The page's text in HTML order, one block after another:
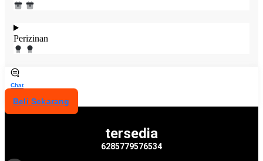
Perizinan
Chat
Beli Sekarang
tersedia
6285779576534